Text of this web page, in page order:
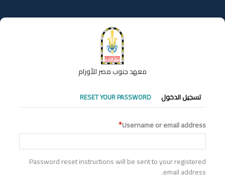
إلى
المحتوى
معهد جنوب مصر للأورام
التبويبات
الأساسية
تسجيل الدخول RESET YOUR PASSWORD
Username or email address
Password reset instructions will be sent to your registered
email address.